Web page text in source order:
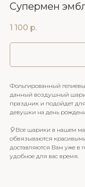
Супермен
1 100 р.
Фольгированный
данный воздушный
праздник и подойдет
девушки на день
🎈Все шарики в нашем
обвязываются
доставляются Вам уже в
удобное для вас время.